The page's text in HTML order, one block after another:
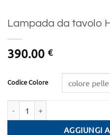
Lampada da tavolo
390.00 €
Codice Colore
AGGIUNGI